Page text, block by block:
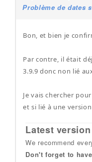
Problème de dates
Bon, et bien je
Par contre, il était
3.9.9 donc non lié
Je vais chercher
et si lié à une
Latest version
We recommend
Don't forget to